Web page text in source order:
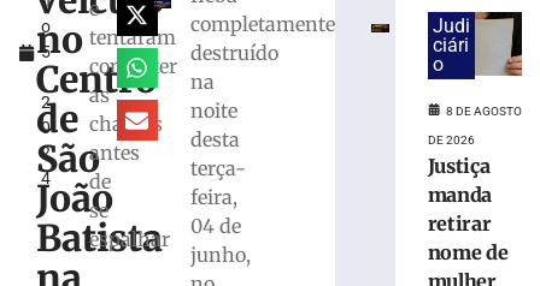
o
5
,
2
0
2
4
no
Centro
de
São
João
Batista
e
tentaram
combater
as
chamas
antes
de
se
espalhar
completamente
destruído
na
noite
desta
terça-
feira,
04 de
junho,
exige
transferências
bancárias
apresentar
problemas
Judi
ciári
o
8 DE AGOSTO
DE 2026
Justiça
manda
retirar
nome de
mulher